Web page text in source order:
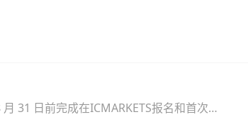
31 日前完成在ICMARKETS报名和首次入